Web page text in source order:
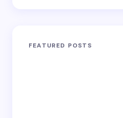
FEATURED POSTS